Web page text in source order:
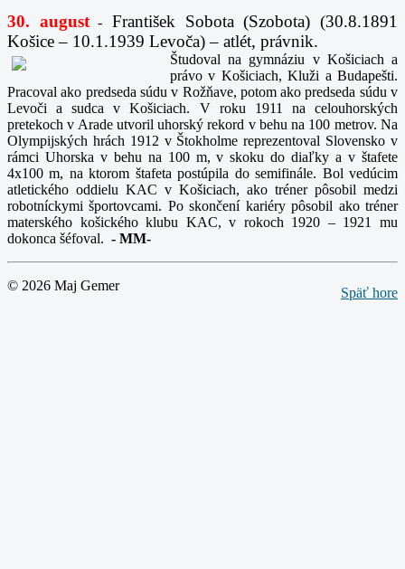
30. august-
František Sobota (Szobota) (30.8.1891
Košice – 10.1.1939 Levoča) – atlét, právnik.
Študoval na gymnáziu v Košiciach a
právo v Košiciach, Kluži a Budapešti.
Pracoval ako predseda súdu v Rožňave, potom ako predseda súdu v
Levoči a sudca v Košiciach. V roku 1911 na celouhorských
pretekoch v Arade utvoril uhorský rekord v behu na 100 metrov. Na
Olympijských hrách 1912 v Štokholme reprezentoval Slovensko v
rámci Uhorska v behu na 100 m, v skoku do diaľky a v štafete
4x100 m, na ktorom štafeta postúpila do semifinále. Bol vedúcim
atletického oddielu KAC v Košiciach, ako tréner pôsobil medzi
robotníckymi športovcami. Po skončení kariéry pôsobil ako tréner
materského košického klubu KAC, v rokoch 1920 – 1921 mu
dokonca šéfoval. - MM-
Späť hore
© 2026 Maj Gemer